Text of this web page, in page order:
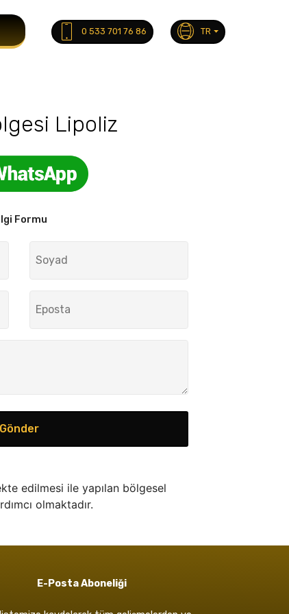
0 533 701 76 86 TR
Lipoliz
Formu
Gönder
edilmesi ile yapılan bölgesel
olmaktadır.
E-Posta Aboneliği